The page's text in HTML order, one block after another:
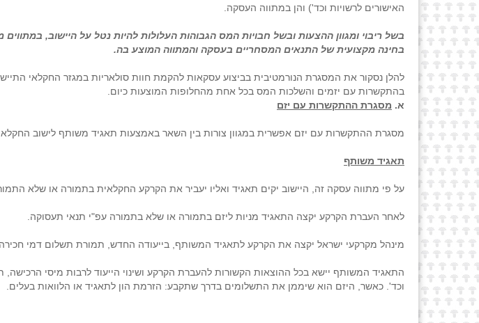
האישורים לרשויות וכד') והן במתווה העסקה.
בשל ריבוי ומגוון ההצעות ובשל חבויות המס הגבוהות העלולות להיות נטל על היישוב,
בחינה מקצועית של התנאים המסחריים בעסקה והמתווה המוצע בה.
להלן נסקור את המסגרת הנורמטיבית בביצוע עסקאות להקמת חוות סולאריות במגזר החקלאי
בהתקשרות עם יזמים והשלכות המס בכל אחת מהחלופות המוצעות כיום.
א. מסגרת ההתקשרות עם יזם
מסגרת ההתקשרות עם יזם אפשרית במגוון צורות בין השאר באמצעות תאגיד משותף לישוב
תאגיד משותף
על פי מתווה עסקה זה, היישוב יקים תאגיד ואליו יעביר את הקרקע החקלאית בתמורה או שלא
לאחר העברת הקרקע יקצה התאגיד מניות ליזם בתמורה או שלא בתמורה עפ"י תנאי תעסוקה.
מינהל מקרקעי ישראל יקצה את הקרקע לתאגיד המשותף, בייעודה החדש, תמורת תשלום דמי
התאגיד המשותף יישא בכל ההוצאות הקשורות להעברת הקרקע ושינוי הייעוד לרבות מיסי
וכד'. כאשר, היזם הוא שיממן את התשלומים בדרך שתקבע: הזרמת הון לתאגיד או הלוואות בעלים.